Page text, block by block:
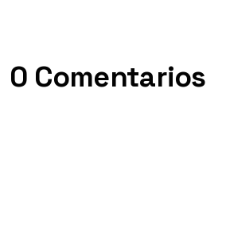
0 Comentarios